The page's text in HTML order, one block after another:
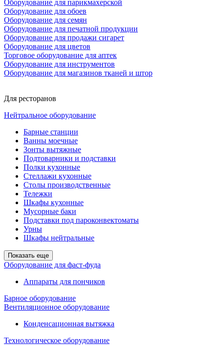
Оборудование для парикмахерской
Оборудование для обоев
Оборудование для семян
Оборудование для печатной продукции
Оборудование для продажи сигарет
Оборудование для цветов
Торговое оборудование для аптек
Оборудование для инструментов
Оборудование для магазинов тканей и штор
Для ресторанов
Нейтральное оборудование
Барные станции
Ванны моечные
Зонты вытяжные
Подтоварники и подставки
Полки кухонные
Стеллажи кухонные
Столы производственные
Тележки
Шкафы кухонные
Мусорные баки
Подставки под пароконвектоматы
Урны
Шкафы нейтральные
Показать еще
Оборудование для фаст-фуда
Аппараты для пончиков
Барное оборудование
Вентиляционное оборудование
Конденсационная вытяжка
Технологическое оборудование